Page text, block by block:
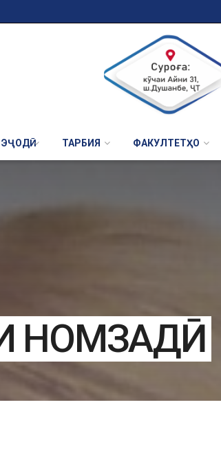
ТАРБИЯ ФАКУЛТЕТҲО
НОМЗАДӢ